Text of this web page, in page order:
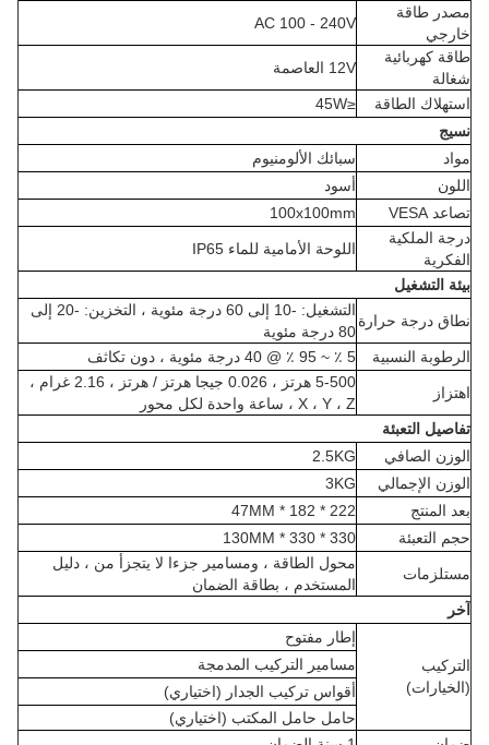
مصدر طاقة
خارجي
AC 100 - 240V
طاقة كهربائية
شغالة
12V العاصمة
استهلاك الطاقة
≤45W
نسيج
مواد
سبائك الألومنيوم
اللون
أسود
تصاعد VESA
100x100mm
درجة الملكية
الفكرية
اللوحة الأمامية للماء IP65
بيئة التشغيل
نطاق درجة حرارة
التشغيل: -10 إلى 60 درجة مئوية ، التخزين: -20 إلى
80 درجة مئوية
الرطوبة النسبية
5 ٪ ~ 95 ٪ @ 40 درجة مئوية ، دون تكاثف
اهتزاز
5-500 هرتز ، 0.026 جيجا هرتز / هرتز ، 2.16 غرام ،
X ، Y ، Z ، ساعة واحدة لكل محور
تفاصيل التعبئة
الوزن الصافي
2.5KG
الوزن الإجمالي
3KG
بعد المنتج
222 * 182 * 47MM
حجم التعبئة
330 * 330 * 130MM
مستلزمات
محول الطاقة ، ومسامير جزءا لا يتجزأ من ، دليل
المستخدم ، بطاقة الضمان
آخر
التركيب
(الخيارات)
إطار مفتوح
مسامير التركيب المدمجة
أقواس تركيب الجدار (اختياري)
حامل حامل المكتب (اختياري)